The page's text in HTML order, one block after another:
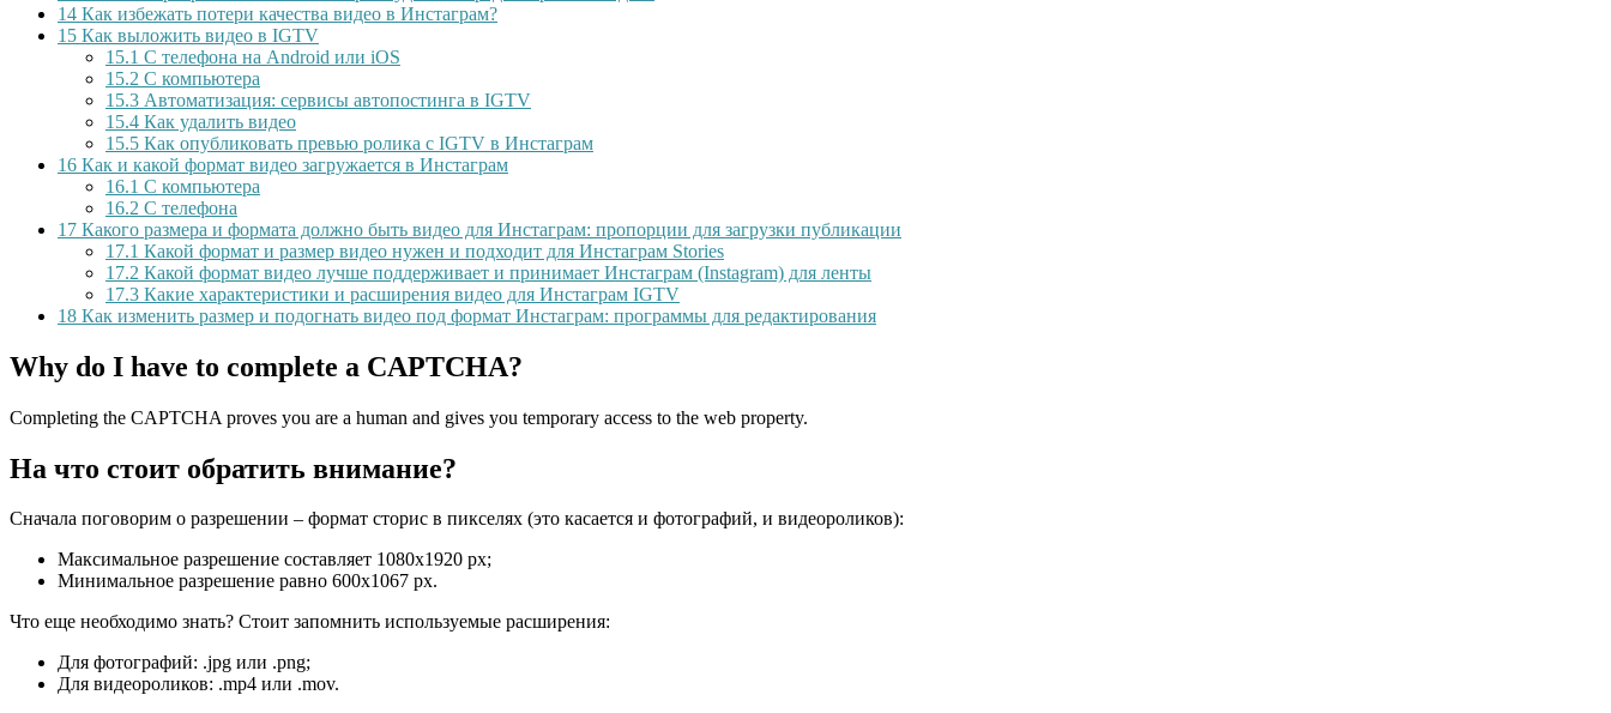
14 Как избежать потери качества видео в Инстаграм?
15 Как выложить видео в IGTV
15.1 С телефона на Android или iOS
15.2 С компьютера
15.3 Автоматизация: сервисы автопостинга в IGTV
15.4 Как удалить видео
15.5 Как опубликовать превью ролика с IGTV в Инстаграм
16 Как и какой формат видео загружается в Инстаграм
16.1 С компьютера
16.2 С телефона
17 Какого размера и формата должно быть видео для Инстаграм: пропорции для загрузки публикации
17.1 Какой формат и размер видео нужен и подходит для Инстаграм Stories
17.2 Какой формат видео лучше поддерживает и принимает Инстаграм (Instagram) для ленты
17.3 Какие характеристики и расширения видео для Инстаграм IGTV
18 Как изменить размер и подогнать видео под формат Инстаграм: программы для редактирования
Why do I have to complete a CAPTCHA?
Completing the CAPTCHA proves you are a human and gives you temporary access to the web property.
На что стоит обратить внимание?
Сначала поговорим о разрешении – формат сторис в пикселях (это касается и фотографий, и видеороликов):
Максимальное разрешение составляет 1080х1920 рх;
Минимальное разрешение равно 600х1067 рх.
Что еще необходимо знать? Стоит запомнить используемые расширения:
Для фотографий: .jpg или .png;
Для видеороликов: .mp4 или .mov.